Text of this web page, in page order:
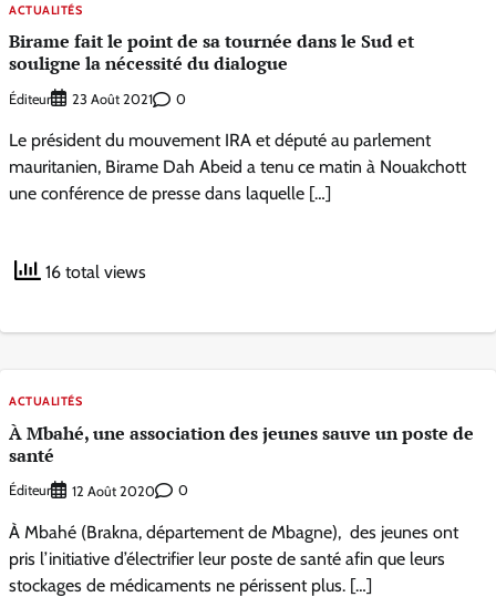
ACTUALITÉS
Birame fait le point de sa tournée dans le Sud et
souligne la nécessité du dialogue
Éditeur 23 Août 2021 0
Le président du mouvement IRA et député au parlement
mauritanien, Birame Dah Abeid a tenu ce matin à Nouakchott
une conférence de presse dans laquelle […]
16 total views
ACTUALITÉS
À Mbahé, une association des jeunes sauve un poste de
santé
Éditeur 12 Août 2020 0
À Mbahé (Brakna, département de Mbagne), des jeunes ont
pris l’initiative d’électrifier leur poste de santé afin que leurs
stockages de médicaments ne périssent plus. […]